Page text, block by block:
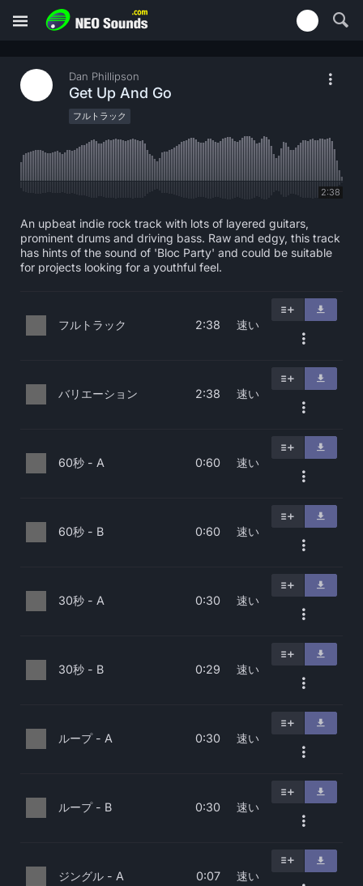
Dan Phillipson
Get Up And Go
フルトラック
2:38
An upbeat indie rock track with lots of layered guitars,
prominent drums and driving bass. Raw and edgy, this track
has hints of the sound of 'Bloc Party' and could be suitable
for projects looking for a youthful feel.
フルトラック 2:38 速い
バリエーション 2:38 速い
60秒 - A 0:60 速い
60秒 - B 0:60 速い
30秒 - A 0:30 速い
30秒 - B 0:29 速い
ループ - A 0:30 速い
ループ - B 0:30 速い
ジングル - A 0:07 速い